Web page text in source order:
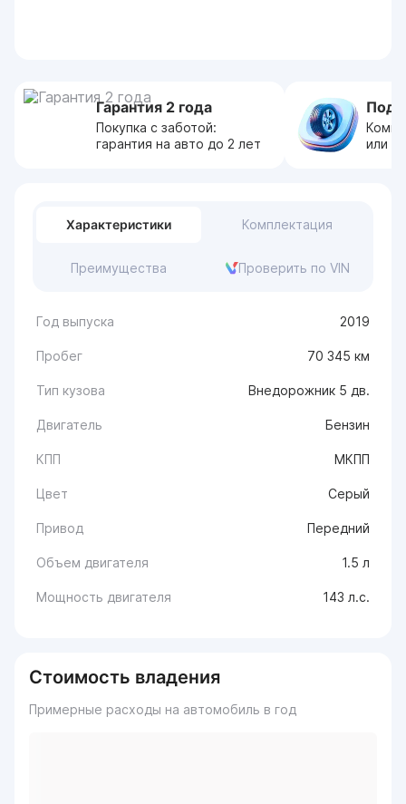
Гарантия 2 года
Покупка с заботой:
гарантия на авто до 2 лет
или
Характеристики Комплектация
Преимущества Проверить по VIN
Год выпуска 2019
Пробег 70 345 км
Тип кузова Внедорожник 5 дв.
Двигатель Бензин
КПП МКПП
Цвет Серый
Привод Передний
Объем двигателя 1.5 л
Мощность двигателя 143 л.с.
Стоимость владения
Примерные расходы на автомобиль в год